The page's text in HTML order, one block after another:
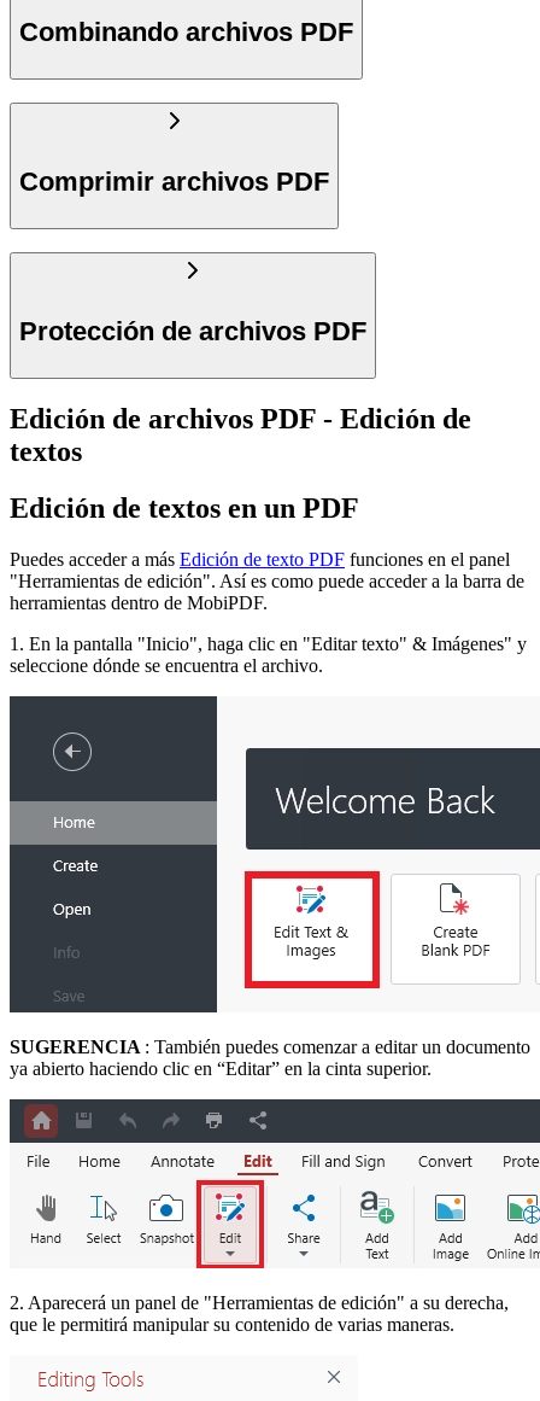
Combinando archivos PDF
Comprimir archivos PDF
Protección de archivos PDF
Edición de archivos PDF - Edición de
textos
Edición de textos en un PDF
Puedes acceder a más Edición de texto PDF funciones en el panel
"Herramientas de edición". Así es como puede acceder a la barra de
herramientas dentro de MobiPDF.
1. En la pantalla "Inicio", haga clic en "Editar texto" & Imágenes" y
seleccione dónde se encuentra el archivo.
SUGERENCIA : También puedes comenzar a editar un documento
ya abierto haciendo clic en “Editar” en la cinta superior.
2. Aparecerá un panel de "Herramientas de edición" a su derecha,
que le permitirá manipular su contenido de varias maneras.